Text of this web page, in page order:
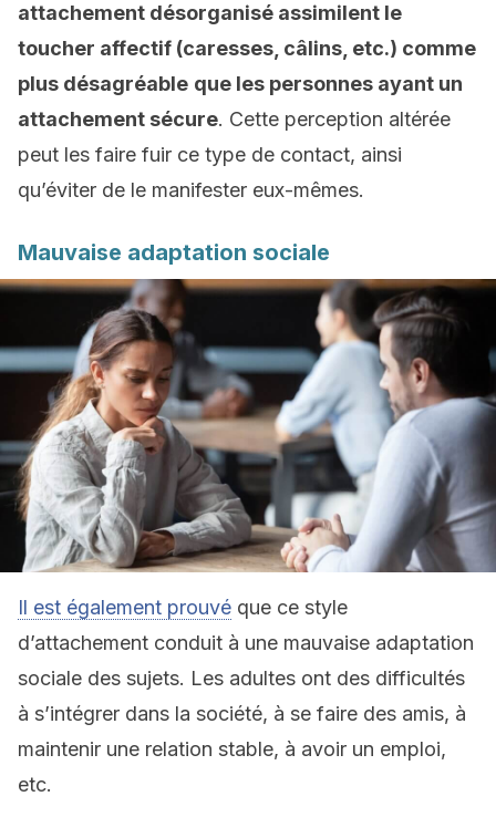
attachement désorganisé assimilent le
toucher affectif (caresses, câlins, etc.) comme
plus désagréable que les personnes ayant un
attachement sécure. Cette perception altérée
peut les faire fuir ce type de contact, ainsi
qu’éviter de le manifester eux-mêmes.
Mauvaise adaptation sociale
Il est également prouvé que ce style
d’attachement conduit à une mauvaise adaptation
sociale des sujets. Les adultes ont des difficultés
à s’intégrer dans la société, à se faire des amis, à
maintenir une relation stable, à avoir un emploi,
etc.